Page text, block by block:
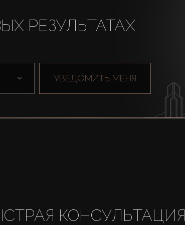
РЕЗУЛЬТАТАХ
УВЕДОМИТЬ МЕНЯ
КОНСУЛЬТАЦИЯ